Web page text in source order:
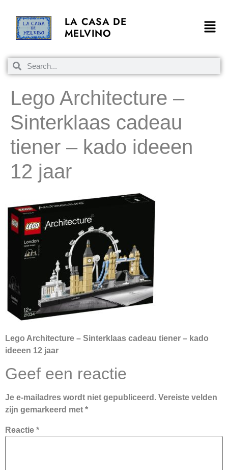
LA CASA DE
MELVINO
Lego Architecture –
Sinterklaas cadeau
tiener – kado ideeen
12 jaar
Lego Architecture – Sinterklaas cadeau tiener – kado
ideeen 12 jaar
Geef een reactie
Je e-mailadres wordt niet gepubliceerd. Vereiste velden
zijn gemarkeerd met *
Reactie *